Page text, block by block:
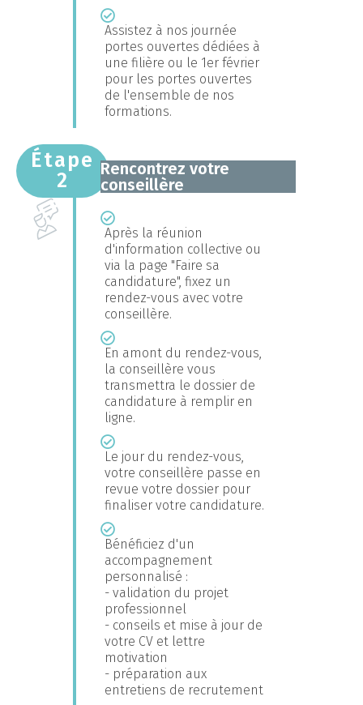
Assistez à nos journée
portes ouvertes dédiées à
une filière ou le 1er février
pour les portes ouvertes
de l'ensemble de nos
formations.
Étape
2
Rencontrez votre
conseillère
Après la réunion
d'information collective ou
via la page "Faire sa
candidature", fixez un
rendez-vous avec votre
conseillère.
En amont du rendez-vous,
la conseillère vous
transmettra le dossier de
candidature à remplir en
ligne.
Le jour du rendez-vous,
votre conseillère passe en
revue votre dossier pour
finaliser votre candidature.
Bénéficiez d'un
accompagnement
personnalisé :
- validation du projet
professionnel
- conseils et mise à jour de
votre CV et lettre
motivation
- préparation aux
entretiens de recrutement